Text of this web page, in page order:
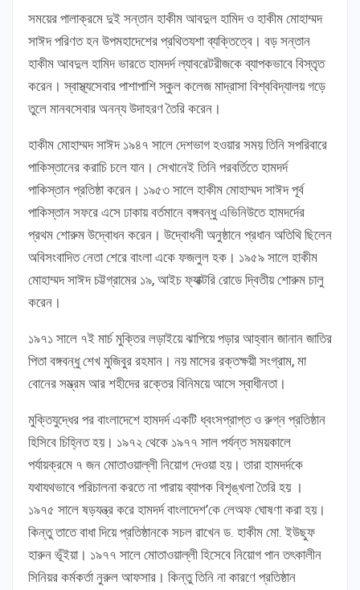
সময়ের পালাক্রমে দুই সন্তান হাকীম আবদুল হামিদ ও হাকীম মোহাম্মদ
সাঈদ পরিণত হন উপমহাদেশের প্রথিতযশা ব্যক্তিত্বে। বড় সন্তান
হাকীম আবদুল হামিদ ভারতে হামদর্দ ল্যাবরেটরীজকে ব্যাপকভাবে বিস্তৃত
করেন। স্বাস্থ্যসেবার পাশাপাশি স্কুল কলেজ মাদ্রাসা বিশ্ববিদ্যালয় গড়ে
তুলে মানবসেবার অনন্য উদাহরণ তৈরি করেন।
হাকীম মোহাম্মদ সাঈদ ১৯৪৭ সালে দেশভাগ হওয়ার সময় তিনি সপরিবারে
পাকিস্তানের করাচি চলে যান। সেখানেই তিনি পরবর্তিতে হামদর্দ
পাকিস্তান প্রতিষ্ঠা করেন। ১৯৫৩ সালে হাকীম মোহাম্মদ সাঈদ পূর্ব
পাকিস্তান সফরে এসে ঢাকায় বর্তমানে বঙ্গবন্ধু এভিনিউতে হামদর্দের
প্রথম শোরুম উদ্বোধন করেন। উদ্বোধনী অনুষ্ঠানে প্রধান অতিথি ছিলেন
অবিসংবাদিত নেতা শেরে বাংলা একে ফজলুল হক। ১৯৫৯ সালে হাকীম
মোহাম্মদ সাঈদ চট্টগ্রামের ১৯, আইচ ফ্যাক্টরি রোডে দ্বিতীয় শোরুম চালু
করেন।
১৯৭১ সালে ৭ই মার্চ মুক্তির লড়াইয়ে ঝাপিয়ে পড়ার আহ্বান জানান জাতির
পিতা বঙ্গবন্ধু শেখ মুজিবুর রহমান। নয় মাসের রক্তক্ষয়ী সংগ্রাম, মা
বোনের সম্ভ্রম আর শহীদের রক্তের বিনিময়ে আসে স্বাধীনতা।
মুক্তিযুদ্ধের পর বাংলাদেশে হামদর্দ একটি ধ্বংসপ্রাপ্ত ও রুগ্ন প্রতিষ্ঠান
হিসিবে চিহ্নিত হয়। ১৯৭২ থেকে ১৯৭৭ সাল পর্যন্ত সময়কালে
পর্যায়ক্রমে ৭ জন মোতাওয়াল্লী নিয়োগ দেওয়া হয়। তারা হামদর্দকে
যথাযথভাবে পরিচালনা করতে না পারায় ব্যাপক বিশৃঙ্খলা তৈরি হয় ।
১৯৭৫ সালে ষড়যন্ত্র করে হামদর্দ বাংলাদেশ’কে লেঅফ ঘোষণা করা হয়।
কিন্তু তাতে বাধা দিয়ে প্রতিষ্ঠানকে সচল রাখেন ড. হাকীম মো. ইউছুফ
হারুন ভূঁইয়া। ১৯৭৭ সালে মোতাওয়াল্লী হিসেবে নিয়োগ পান তৎকালীন
সিনিয়র কর্মকর্তা নুরুল আফসার। কিন্তু তিনি না কারণে প্রতিষ্ঠান